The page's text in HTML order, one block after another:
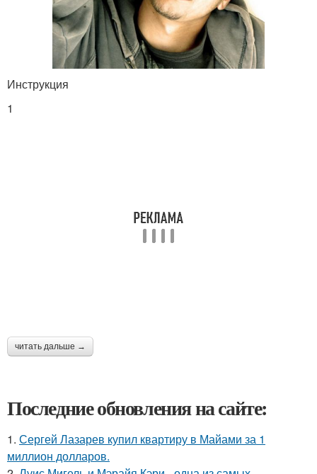
Инструкция
1
читать дальше →
Последние обновления на сайте:
1. Сергей Лазарев купил квартиру в Майами за 1
миллион долларов.